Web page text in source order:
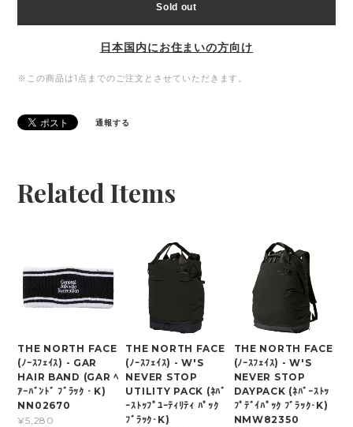
Sold out
日本国内にお住まいの方向け
※この商品は1点までのご注文とさせていただきます。
通報する
Related Items
THE NORTH FACE
(ﾉｰｽﾌｪｲｽ) - GAR
HAIR BAND (GAR ﾍ
ｱｰﾊﾞﾝﾄﾞ ﾌﾞﾗｯｸ・K)
NN02670
¥5,280
THE NORTH FACE
(ﾉｰｽﾌｪｲｽ) - W'S
NEVER STOP
UTILITY PACK (ﾈﾊﾞ
ｰｽﾄｯﾌﾟﾕｰﾃｨﾘﾃｨ ﾊﾟｯｸ
ﾌﾞﾗｯｸ･K)
THE NORTH FACE
(ﾉｰｽﾌｪｲｽ) - W'S
NEVER STOP
DAYPACK (ﾈﾊﾞｰｽﾄｯ
ﾌﾟﾃﾞｲﾊﾟｯｸ ﾌﾞﾗｯｸ･K)
NMW82350